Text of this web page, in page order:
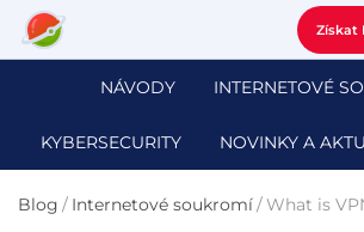
Získat
NÁVODY INTERNETOVÉ
KYBERSECURITY NOVINKY A
Blog / Internetové soukromí/What is